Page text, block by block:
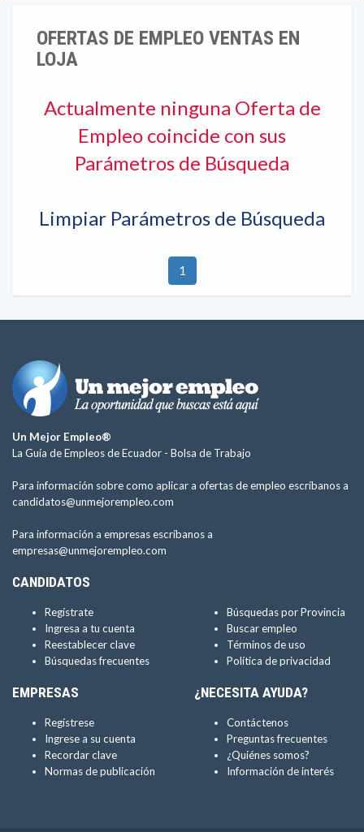
OFERTAS DE EMPLEO VENTAS EN
LOJA
Actualmente ninguna Oferta de
Empleo coincide con sus
Parámetros de Búsqueda
Limpiar Parámetros de Búsqueda
1
Un Mejor Empleo®
La Guía de Empleos de Ecuador - Bolsa de Trabajo
Para información sobre como aplicar a ofertas de empleo escríbanos a
candidatos@unmejorempleo.com
Para información a empresas escríbanos a
empresas@unmejorempleo.com
CANDIDATOS
Regístrate
Ingresa a tu cuenta
Reestablecer clave
Búsquedas frecuentes
Búsquedas por Provincia
Buscar empleo
Términos de uso
Política de privacidad
EMPRESAS
Regístrese
Ingrese a su cuenta
Recordar clave
Normas de publicación
¿NECESITA AYUDA?
Contáctenos
Preguntas frecuentes
¿Quiénes somos?
Información de interés